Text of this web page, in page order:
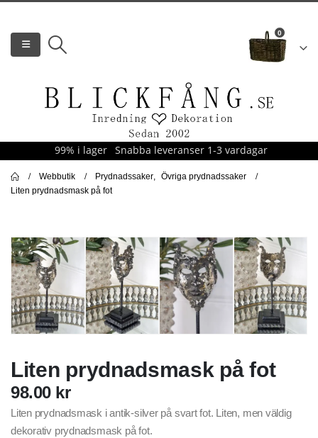
0
99% i lager Snabba leveranser 1-3 vardagar
Webbutik Prydnadssaker
Övriga prydnadssaker
Liten prydnadsmask på fot
Liten prydnadsmask på fot
98.00 kr
Liten prydnadsmask i antik-silver på svart fot. Liten, men väldig
dekorativ prydnadsmask på fot.